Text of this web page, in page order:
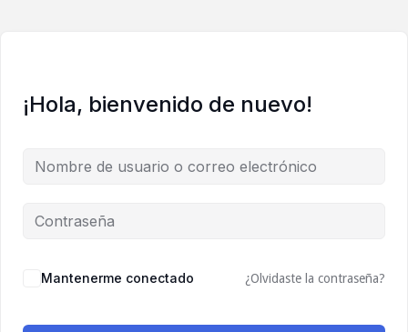
¡Hola, bienvenido de nuevo!
Mantenerme conectado ¿Olvidaste la contraseña?